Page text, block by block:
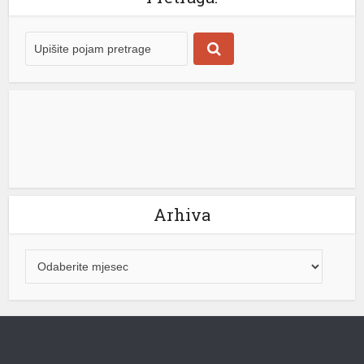
narednih 16 godina svakodnevno je prelazio […]
Arhiva